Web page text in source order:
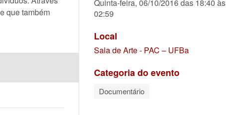
que também
Quinta-feira, 06/10/2016 das 18:40 às
02:59
Local
Sala de Arte - PAC – UFBa
Categoria do evento
Documentário